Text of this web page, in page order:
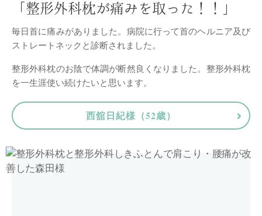
「整形外科枕が痛みを取った！！」
毎日首に痛みがありました。病院に行って首のヘルニア及び
ストレートネックと診断されました。
整形外科枕のお陰で体調が断然良くなりました。整形外科枕
を一生涯使い続けたいと思います。
西舘日紀様（52歳）